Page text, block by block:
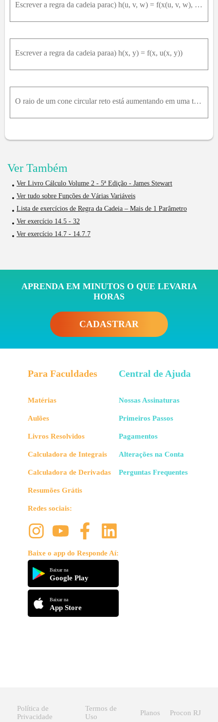
Escrever a regra da cadeia parac) h(u, v, w) = f(x(u, v, w), y(u, v), z(w))
Escrever a regra da cadeia paraa) h(x, y) = f(x, u(x, y))
O raio de um cone circular reto está aumentando em uma taxa de 4,6 cm/s enquanto sua altura está decrescendo em uma taxa de 6,5 cm/s. Em qual taxa o volume do cone está variando quando o raio é 300 cm
Ver Também
Ver Livro Cálculo Volume 2 - 5ª Edição - James Stewart
Ver tudo sobre Funções de Várias Variáveis
Lista de exercícios de Regra da Cadeia – Mais de 1 Parâmetro
Ver exercício 14.5 - 32
Ver exercício 14.7 - 14.7.7
APRENDA EM MINUTOS O QUE LEVARIA
HORAS
CADASTRAR
Para Faculdades
Matérias
Aulões
Livros Resolvidos
Calculadora de Integrais
Calculadora de Derivadas
Resumões Grátis
Redes sociais:
Baixe o app do Responde Aí:
Baixar na
Google Play
Baixar na
App Store
Central de Ajuda
Nossas Assinaturas
Primeiros Passos
Pagamentos
Alterações na Conta
Perguntas Frequentes
Política de
Privacidade
Termos de
Uso
Planos Procon RJ